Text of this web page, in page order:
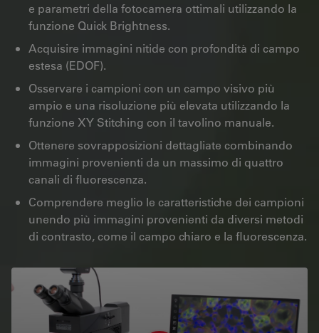
e parametri della fotocamera ottimali utilizzando la
funzione Quick Brightness.
Acquisire immagini nitide con profondità di campo
estesa (EDOF).
Osservare i campioni con un campo visivo più
ampio e una risoluzione più elevata utilizzando la
funzione XY Stitching con il tavolino manuale.
Ottenere sovrapposizioni dettagliate combinando
immagini provenienti da un massimo di quattro
canali di fluorescenza.
Comprendere meglio le caratteristiche dei campioni
unendo più immagini provenienti da diversi metodi
di contrasto, come il campo chiaro e la fluorescenza.